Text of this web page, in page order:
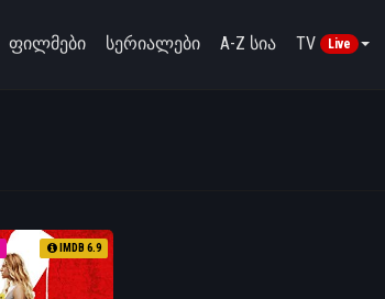
ფილმები სერიალები A-Z სია TV Live
IMDB 6.9